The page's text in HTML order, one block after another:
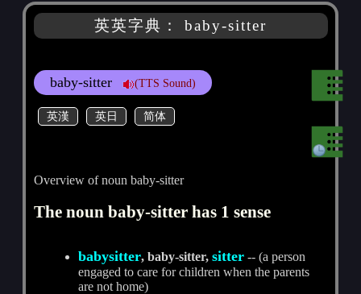
英英字典： baby-sitter
baby-sitter (TTS Sound)
英漢 英日 简体
Overview of noun baby-sitter
The noun baby-sitter has 1 sense
babysitter, baby-sitter,sitter -- (a person
engaged to care for children when the parents
are not home)